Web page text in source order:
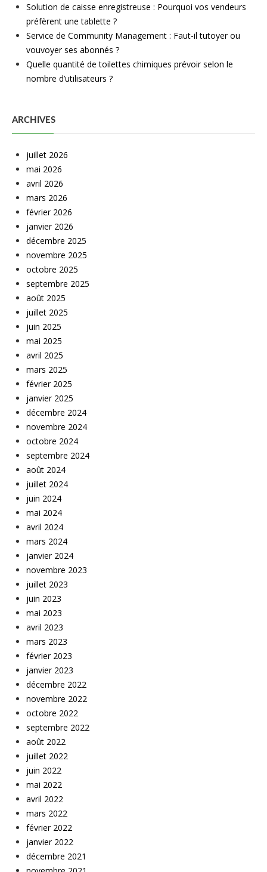
Solution de caisse enregistreuse : Pourquoi vos vendeurs
préfèrent une tablette ?
Service de Community Management : Faut-il tutoyer ou
vouvoyer ses abonnés ?
Quelle quantité de toilettes chimiques prévoir selon le
nombre d’utilisateurs ?
ARCHIVES
juillet 2026
mai 2026
avril 2026
mars 2026
février 2026
janvier 2026
décembre 2025
novembre 2025
octobre 2025
septembre 2025
août 2025
juillet 2025
juin 2025
mai 2025
avril 2025
mars 2025
février 2025
janvier 2025
décembre 2024
novembre 2024
octobre 2024
septembre 2024
août 2024
juillet 2024
juin 2024
mai 2024
avril 2024
mars 2024
janvier 2024
novembre 2023
juillet 2023
juin 2023
mai 2023
avril 2023
mars 2023
février 2023
janvier 2023
décembre 2022
novembre 2022
octobre 2022
septembre 2022
août 2022
juillet 2022
juin 2022
mai 2022
avril 2022
mars 2022
février 2022
janvier 2022
décembre 2021